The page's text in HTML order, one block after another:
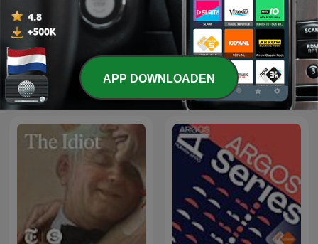
L'Heure Du Crime
Ontvoerd naar Noord-
Korea
APP DOWNLOADEN